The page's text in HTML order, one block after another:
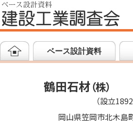
ベース設計資料
鶴田石材（株）
（設立
岡山県笠岡市北木島